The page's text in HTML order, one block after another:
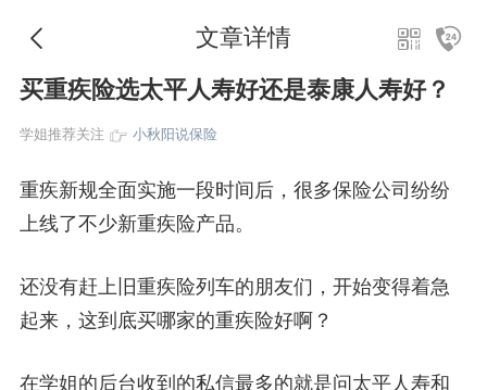
文章详情
买重疾险选太平人寿好还是泰康人寿好？
学姐推荐关注 小秋阳说保险
重疾新规全面实施一段时间后，很多保险公司纷纷
上线了不少新重疾险产品。
还没有赶上旧重疾险列车的朋友们，开始变得着急
起来，这到底买哪家的重疾险好啊？
在学姐的后台收到的私信最多的就是问太平人寿和